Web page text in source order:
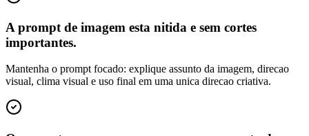
A prompt de imagem esta nitida e sem cortes
importantes.
Mantenha o prompt focado: explique assunto da imagem, direcao
visual, clima visual e uso final em uma unica direcao criativa.